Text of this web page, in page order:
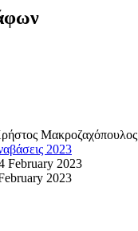
Μακροζαχόπουλος
2023
February 2023
2023